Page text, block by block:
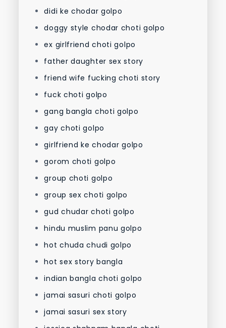
didi ke chodar golpo
doggy style chodar choti golpo
ex girlfriend choti golpo
father daughter sex story
friend wife fucking choti story
fuck choti golpo
gang bangla choti golpo
gay choti golpo
girlfriend ke chodar golpo
gorom choti golpo
group choti golpo
group sex choti golpo
gud chudar choti golpo
hindu muslim panu golpo
hot chuda chudi golpo
hot sex story bangla
indian bangla choti golpo
jamai sasuri choti golpo
jamai sasuri sex story